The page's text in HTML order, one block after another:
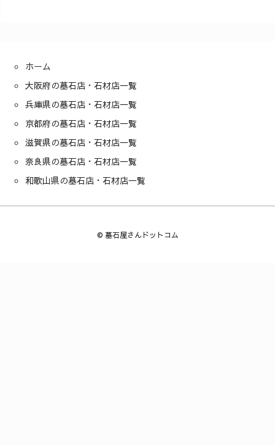
ホーム
大阪府の墓石店・石材店一覧
兵庫県の墓石店・石材店一覧
京都府の墓石店・石材店一覧
滋賀県の墓石店・石材店一覧
奈良県の墓石店・石材店一覧
和歌山県の墓石店・石材店一覧
© 墓石屋さんドットコム